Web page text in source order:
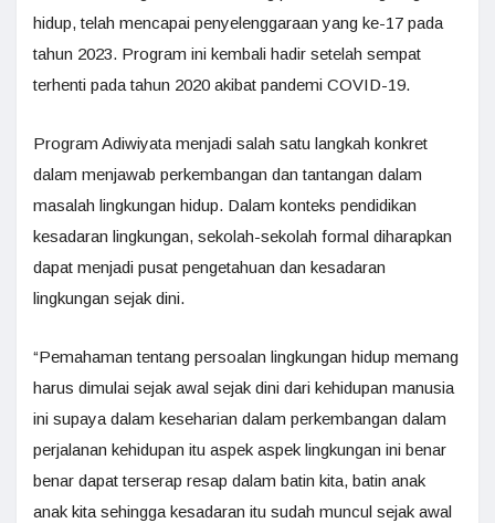
hidup, telah mencapai penyelenggaraan yang ke-17 pada
tahun 2023. Program ini kembali hadir setelah sempat
terhenti pada tahun 2020 akibat pandemi COVID-19.
Program Adiwiyata menjadi salah satu langkah konkret
dalam menjawab perkembangan dan tantangan dalam
masalah lingkungan hidup. Dalam konteks pendidikan
kesadaran lingkungan, sekolah-sekolah formal diharapkan
dapat menjadi pusat pengetahuan dan kesadaran
lingkungan sejak dini.
“Pemahaman tentang persoalan lingkungan hidup memang
harus dimulai sejak awal sejak dini dari kehidupan manusia
ini supaya dalam keseharian dalam perkembangan dalam
perjalanan kehidupan itu aspek aspek lingkungan ini benar
benar dapat terserap resap dalam batin kita, batin anak
anak kita sehingga kesadaran itu sudah muncul sejak awal